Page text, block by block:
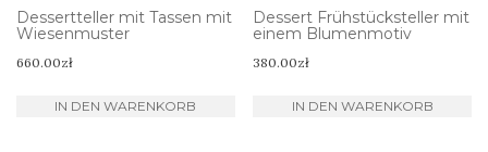
Dessertteller mit Tassen mit
Wiesenmuster
660.00zł
IN DEN WARENKORB
Dessert Frühstücksteller mit
einem Blumenmotiv
380.00zł
IN DEN WARENKORB